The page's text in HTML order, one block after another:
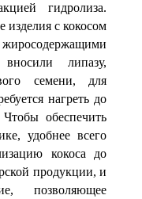
гидролиза.
изделия с кокосом
липазу,
семени, для
нагреть до
обеспечить
удобнее всего
кокоса до
продукции, и
позволяю­щее